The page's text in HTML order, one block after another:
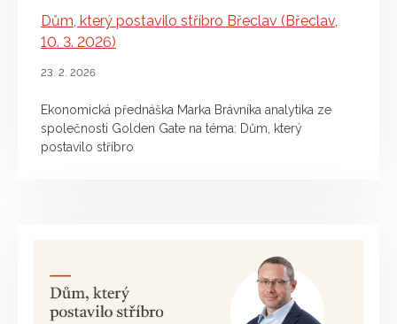
Dům, který postavilo stříbro Břeclav (Břeclav,
10. 3. 2026)
23. 2. 2026
Ekonomická přednáška Marka Brávníka analytika ze
společnosti Golden Gate na téma: Dům, který
postavilo stříbro